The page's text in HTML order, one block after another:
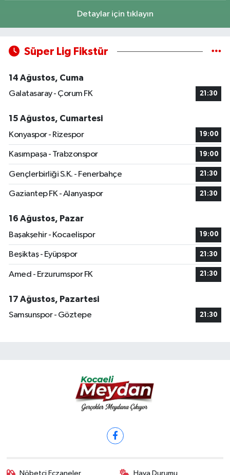
Detaylar için tıklayın
Süper Lig Fikstür
14 Ağustos, Cuma
Galatasaray - Çorum FK
21:30
15 Ağustos, Cumartesi
Konyaspor - Rizespor
19:00
Kasımpaşa - Trabzonspor 19:00
Gençlerbirliği S.K. - Fenerbahçe 21:30
Gaziantep FK - Alanyaspor 21:30
16 Ağustos, Pazar
Başakşehir - Kocaelispor
19:00
Beşiktaş - Eyüpspor 21:30
Amed - Erzurumspor FK 21:30
17 Ağustos, Pazartesi
Samsunspor - Göztepe
21:30
Nöbetçi Eczaneler Hava Durumu